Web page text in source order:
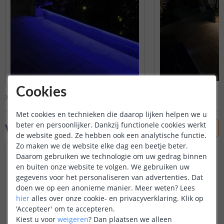
Bekijk alleklantfoto’s
Vraag & antwoord
Welke controller/afstandsbediening kan ik
het beste kiezen om ook een timerfunctie
te hebben. Of is deze functie altijd
standaard beschikbaar?
Door Hans op donderdag 8 november 2018
We hebben geen afstandsbediening/
dimmer met een timer-functie in ons
Cookies
Met cookies en technieken die daarop lijken helpen we u
beter en persoonlijker. Dankzij functionele cookies werkt
de website goed. Ze hebben ook een analytische functie.
Zo maken we de website elke dag een beetje beter.
Daarom gebruiken we technologie om uw gedrag binnen
en buiten onze website te volgen. We gebruiken uw
gegevens voor het personaliseren van advertenties. Dat
doen we op een anonieme manier. Meer weten? Lees
hier alles over onze cookie- en privacyverklaring. Klik op
'Accepteer' om te accepteren.
Kiest u voor weigeren? Dan plaatsen we alleen